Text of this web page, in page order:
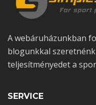
A webáruházunkban
blogunkkal
teljesítményedet a
SERVICE